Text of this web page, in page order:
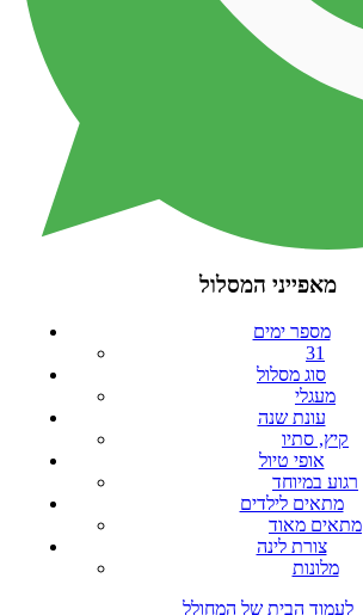
מאפייני המסלול
מספר ימים
31
סוג מסלול
מעגלי
עונת שנה
קיץ, סתיו
אופי טיול
רגוע במיוחד
מתאים לילדים
מתאים מאוד
צורת לינה
מלונות
לעמוד הבית של המחולל